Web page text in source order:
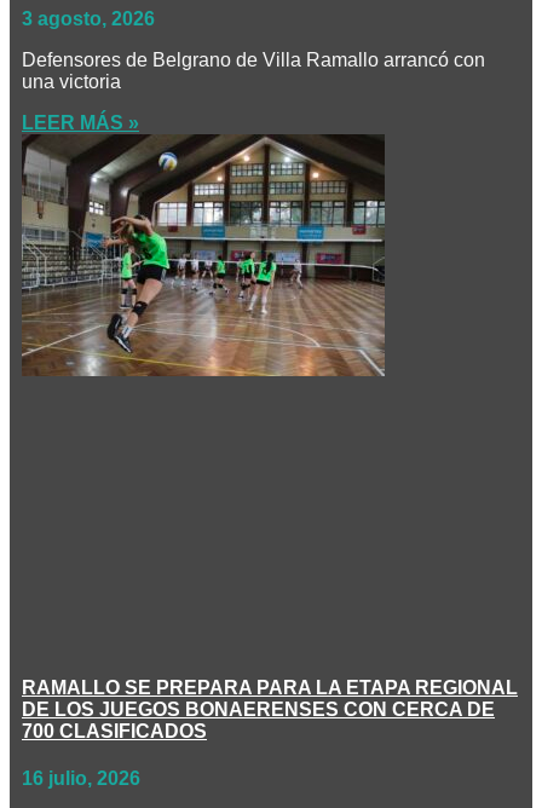
3 agosto, 2026
Defensores de Belgrano de Villa Ramallo arrancó con
una victoria
LEER MÁS »
RAMALLO SE PREPARA PARA LA ETAPA REGIONAL
DE LOS JUEGOS BONAERENSES CON CERCA DE
700 CLASIFICADOS
16 julio, 2026